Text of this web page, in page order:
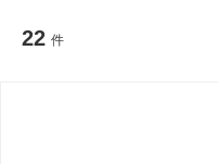
22 件